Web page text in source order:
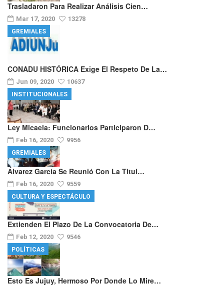
Trasladaron Para Realizar Análisis Cien…
Mar 17, 2020 13278
CONADU HISTÓRICA Exige El Respeto De La…
Jun 09, 2020 10637
GREMIALES
Ley Micaela: Funcionarios Participaron D…
Feb 16, 2020 9956
INSTITUCIONALES
Álvarez García Se Reunió Con La Titul…
Feb 16, 2020 9559
GREMIALES
Extienden El Plazo De La Convocatoria De…
Feb 12, 2020 9546
CULTURA Y ESPECTÁCULO
Esto Es Jujuy, Hermoso Por Donde Lo Mire…
POLÍTICAS